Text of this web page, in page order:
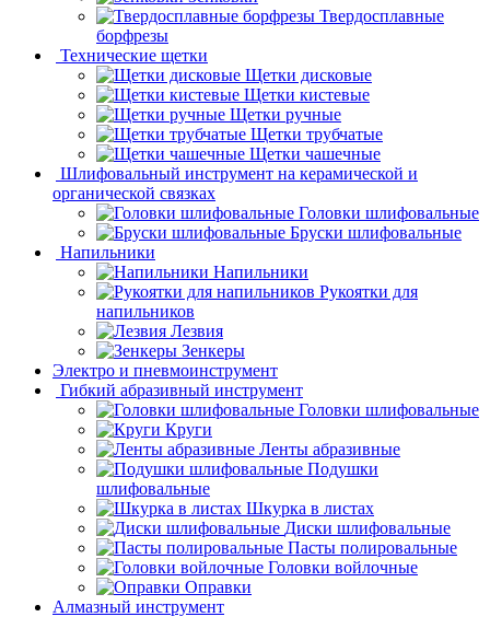
Твердосплавные
борфрезы
Технические щетки
Щетки дисковые
Щетки кистевые
Щетки ручные
Щетки трубчатые
Щетки чашечные
Шлифовальный инструмент на керамической и
органической связках
Головки шлифовальные
Бруски шлифовальные
Напильники
Напильники
Рукоятки для
напильников
Лезвия
Зенкеры
Электро и пневмоинструмент
Гибкий абразивный инструмент
Головки шлифовальные
Круги
Ленты абразивные
Подушки
шлифовальные
Шкурка в листах
Диски шлифовальные
Пасты полировальные
Головки войлочные
Оправки
Алмазный инструмент